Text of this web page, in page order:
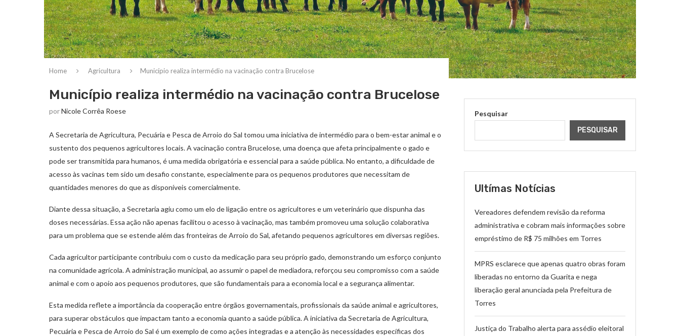
Home Agricultura Município realiza intermédio na vacinação contra Brucelose
Município realiza intermédio na vacinação contra Brucelose
porNicole Corrêa Roese
A Secretaria de Agricultura, Pecuária e Pesca de Arroio do Sal tomou uma iniciativa de intermédio para o bem-estar animal e o
sustento dos pequenos agricultores locais. A vacinação contra Brucelose, uma doença que afeta principalmente o gado e
pode ser transmitida para humanos, é uma medida obrigatória e essencial para a saúde pública. No entanto, a dificuldade de
acesso às vacinas tem sido um desafio constante, especialmente para os pequenos produtores que necessitam de
quantidades menores do que as disponíveis comercialmente.
Diante dessa situação, a Secretaria agiu como um elo de ligação entre os agricultores e um veterinário que dispunha das
doses necessárias. Essa ação não apenas facilitou o acesso à vacinação, mas também promoveu uma solução colaborativa
para um problema que se estende além das fronteiras de Arroio do Sal, afetando pequenos agricultores em diversas regiões.
Cada agricultor participante contribuiu com o custo da medicação para seu próprio gado, demonstrando um esforço conjunto
na comunidade agrícola. A administração municipal, ao assumir o papel de mediadora, reforçou seu compromisso com a saúde
animal e com o apoio aos pequenos produtores, que são fundamentais para a economia local e a segurança alimentar.
Esta medida reflete a importância da cooperação entre órgãos governamentais, profissionais da saúde animal e agricultores,
para superar obstáculos que impactam tanto a economia quanto a saúde pública. A iniciativa da Secretaria de Agricultura,
Pecuária e Pesca de Arroio do Sal é um exemplo de como ações integradas e a atenção às necessidades específicas dos
Pesquisar
PESQUISAR
Ultímas Notícias
Vereadores defendem revisão da reforma
administrativa e cobram mais informações sobre
empréstimo de R$ 75 milhões em Torres
MPRS esclarece que apenas quatro obras foram
liberadas no entorno da Guarita e nega
liberação geral anunciada pela Prefeitura de
Torres
Justiça do Trabalho alerta para assédio eleitoral